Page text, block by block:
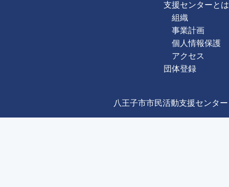
支援センターとは
組織
事業計画
個人情報保護
アクセス
団体登録
八王子市市民活動支援センタ